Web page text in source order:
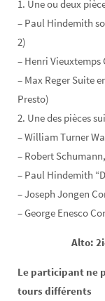
1. Une ou deux
– Paul Hindemith
2)
– Henri
– Max Reger Suite
Presto)
2. Une des pièces
– William Turner
– Robert
– Paul Hindemith
– Joseph Jongen
– George Enesco
Alto:
Le participant ne
tours différents